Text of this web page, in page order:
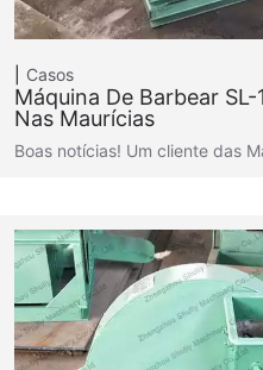
Casos
Máquina De Barbear
Nas Maurícias
Boas notícias! Um cliente das